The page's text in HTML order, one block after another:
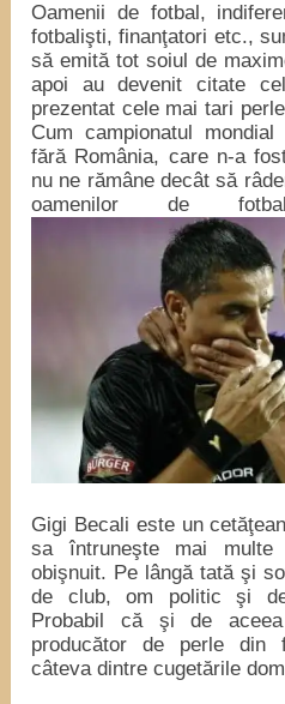
Oamenii de fotbal,
fotbalişti, finanţatori etc.,
să emită tot soiul de
apoi au devenit citate
prezentat cele mai tari
Cum campionatul
fără România, care n-a
nu ne rămâne decât să
oamenilor de
Gigi Becali este un
sa întruneşte mai multe
obişnuit. Pe lângă tată şi
de club, om politic şi
Probabil că şi de
producător de perle din
câteva dintre cugetările